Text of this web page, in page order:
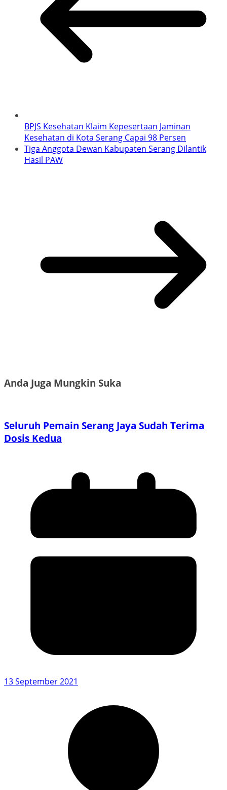
BPJS Kesehatan Klaim Kepesertaan Jaminan
Kesehatan di Kota Serang Capai 98 Persen
Tiga Anggota Dewan Kabupaten Serang Dilantik
Hasil PAW
Anda Juga Mungkin Suka
Seluruh Pemain Serang Jaya Sudah Terima
Dosis Kedua
13 September 2021